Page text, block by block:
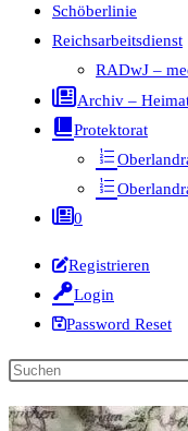
Schöberlinie
Reichsarbeitsdienst
RADwJ –
Archiv –
Protektorat
0
Registrieren
Login
Password Reset
Diese
durchsuchen